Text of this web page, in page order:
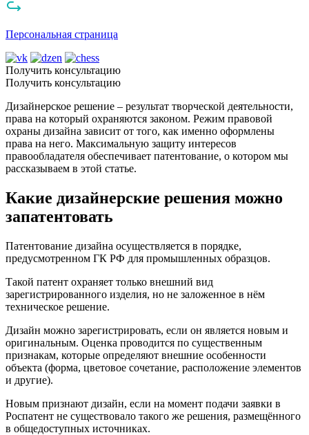
Персональная страница
Получить консультацию
Получить консультацию
Дизайнерское решение – результат творческой деятельности,
права на который охраняются законом. Режим правовой
охраны дизайна зависит от того, как именно оформлены
права на него. Максимальную защиту интересов
правообладателя обеспечивает патентование, о котором мы
рассказываем в этой статье.
Какие дизайнерские решения можно
запатентовать
Патентование дизайна осуществляется в порядке,
предусмотренном ГК РФ для промышленных образцов.
Такой патент охраняет только внешний вид
зарегистрированного изделия, но не заложенное в нём
техническое решение.
Дизайн можно зарегистрировать, если он является новым и
оригинальным. Оценка проводится по существенным
признакам, которые определяют внешние особенности
объекта (форма, цветовое сочетание, расположение элементов
и другие).
Новым признают дизайн, если на момент подачи заявки в
Роспатент не существовало такого же решения, размещённого
в общедоступных источниках.